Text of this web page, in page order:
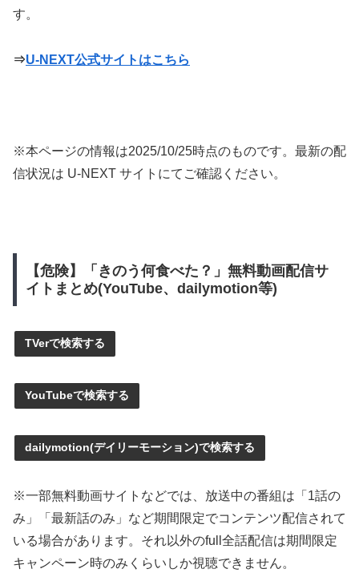
す。
⇒U-NEXT公式サイトはこちら
※本ページの情報は2025/10/25時点のものです。最新の配
信状況は U-NEXT サイトにてご確認ください。
【危険】「きのう何食べた？」無料動画配信サ
イトまとめ(YouTube、dailymotion等)
TVerで検索する
YouTubeで検索する
dailymotion(デイリーモーション)で検索する
※一部無料動画サイトなどでは、放送中の番組は「1話の
み」「最新話のみ」など期間限定でコンテンツ配信されて
いる場合があります。それ以外のfull全話配信は期間限定
キャンペーン時のみくらいしか視聴できません。